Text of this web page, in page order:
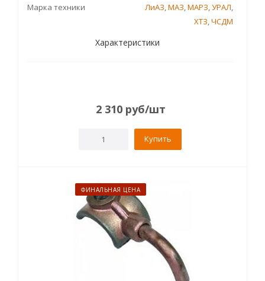
Марка техники
ЛиАЗ,МАЗ,МАРЗ,УРАЛ,
ХТЗ,ЧСДМ
Характеристики
2 310руб/шт
Купить
ФИНАЛЬНАЯ ЦЕНА